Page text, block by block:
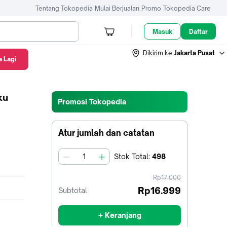
Tentang Tokopedia Mulai Berjualan Promo Tokopedia Care
Masuk Daftar
Dikirim ke Jakarta Pusat
Promosi Tokopedia
Atur jumlah dan catatan
jumlah Stok Total: 498
harga
sebelum
Rp17.000
Subtotal Rp16.999
+ Keranjang
Lagi